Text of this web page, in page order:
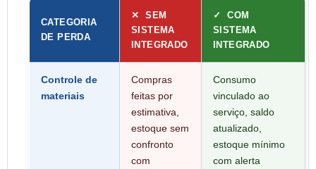
CATEGORIA
DE PERDA
✕ SEM
SISTEMA
INTEGRADO
✓ COM
SISTEMA
INTEGRADO
Controle de
materiais
Compras
feitas por
estimativa,
estoque sem
confronto
com
Consumo
vinculado ao
serviço, saldo
atualizado,
estoque mínimo
com alerta